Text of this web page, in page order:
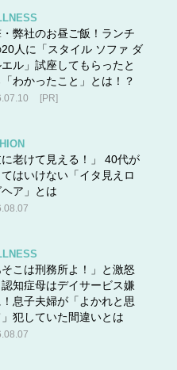
弊社のお昼ご飯！ランチ
人に「スタイル ソファ ダ
ル」試座してもらったと
わかったこと」とは！？
[PR]
に老けて見える！」 40代が
はいけない「イタ見えロ
ヘア」とは
そこは刑務所よ！」と激怒
認知症母はデイサービス嫌
息子夫婦が「よかれと思
」犯していた間違いとは